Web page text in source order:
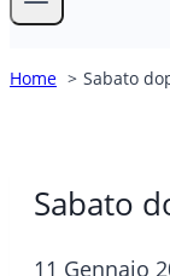
Home Sabato
Sabato
11 Gennaio